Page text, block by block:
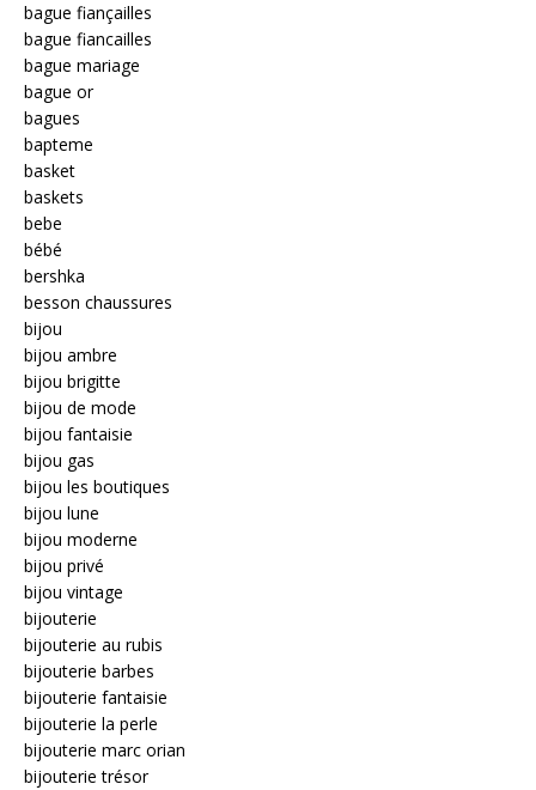
bague fiançailles
bague fiancailles
bague mariage
bague or
bagues
bapteme
basket
baskets
bebe
bébé
bershka
besson chaussures
bijou
bijou ambre
bijou brigitte
bijou de mode
bijou fantaisie
bijou gas
bijou les boutiques
bijou lune
bijou moderne
bijou privé
bijou vintage
bijouterie
bijouterie au rubis
bijouterie barbes
bijouterie fantaisie
bijouterie la perle
bijouterie marc orian
bijouterie trésor